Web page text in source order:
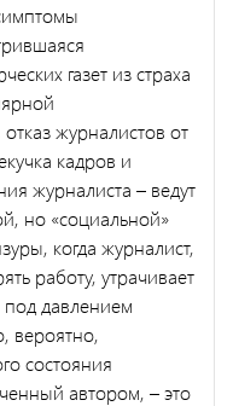
газет из страха
журналистов от
кадров и
журналиста – ведут
но «социальной»
когда журналист,
работу, утрачивает
под давлением
вероятно,
состояния
автором, – это